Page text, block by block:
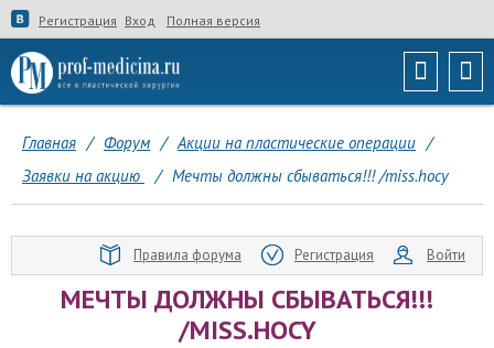
Регистрация Вход Полная версия
Главная / Форум / Акции на пластические операции /
Заявки на акцию
/ Мечты должны сбываться!!! /miss.hocy
Правила форума Регистрация Войти
МЕЧТЫ ДОЛЖНЫ СБЫВАТЬСЯ!!!
/MISS.HOCY